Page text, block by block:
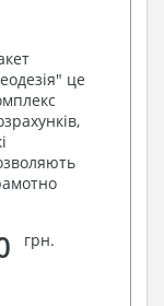
це
грн.